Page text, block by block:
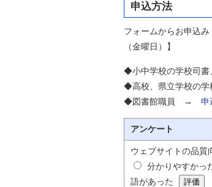
申込方法
フォームからお申込
（金曜日）】
◆小中学校の学校司
◆高校、県立学校の
◆図書館職員 → 申
アンケート
ウェブサイトの品質
分かりやすかっ
語があった